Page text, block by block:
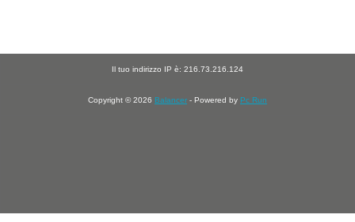
Il tuo indirizzo IP è: 216.73.216.124
Copyright © 2026 Balancer - Powered by Pc Run